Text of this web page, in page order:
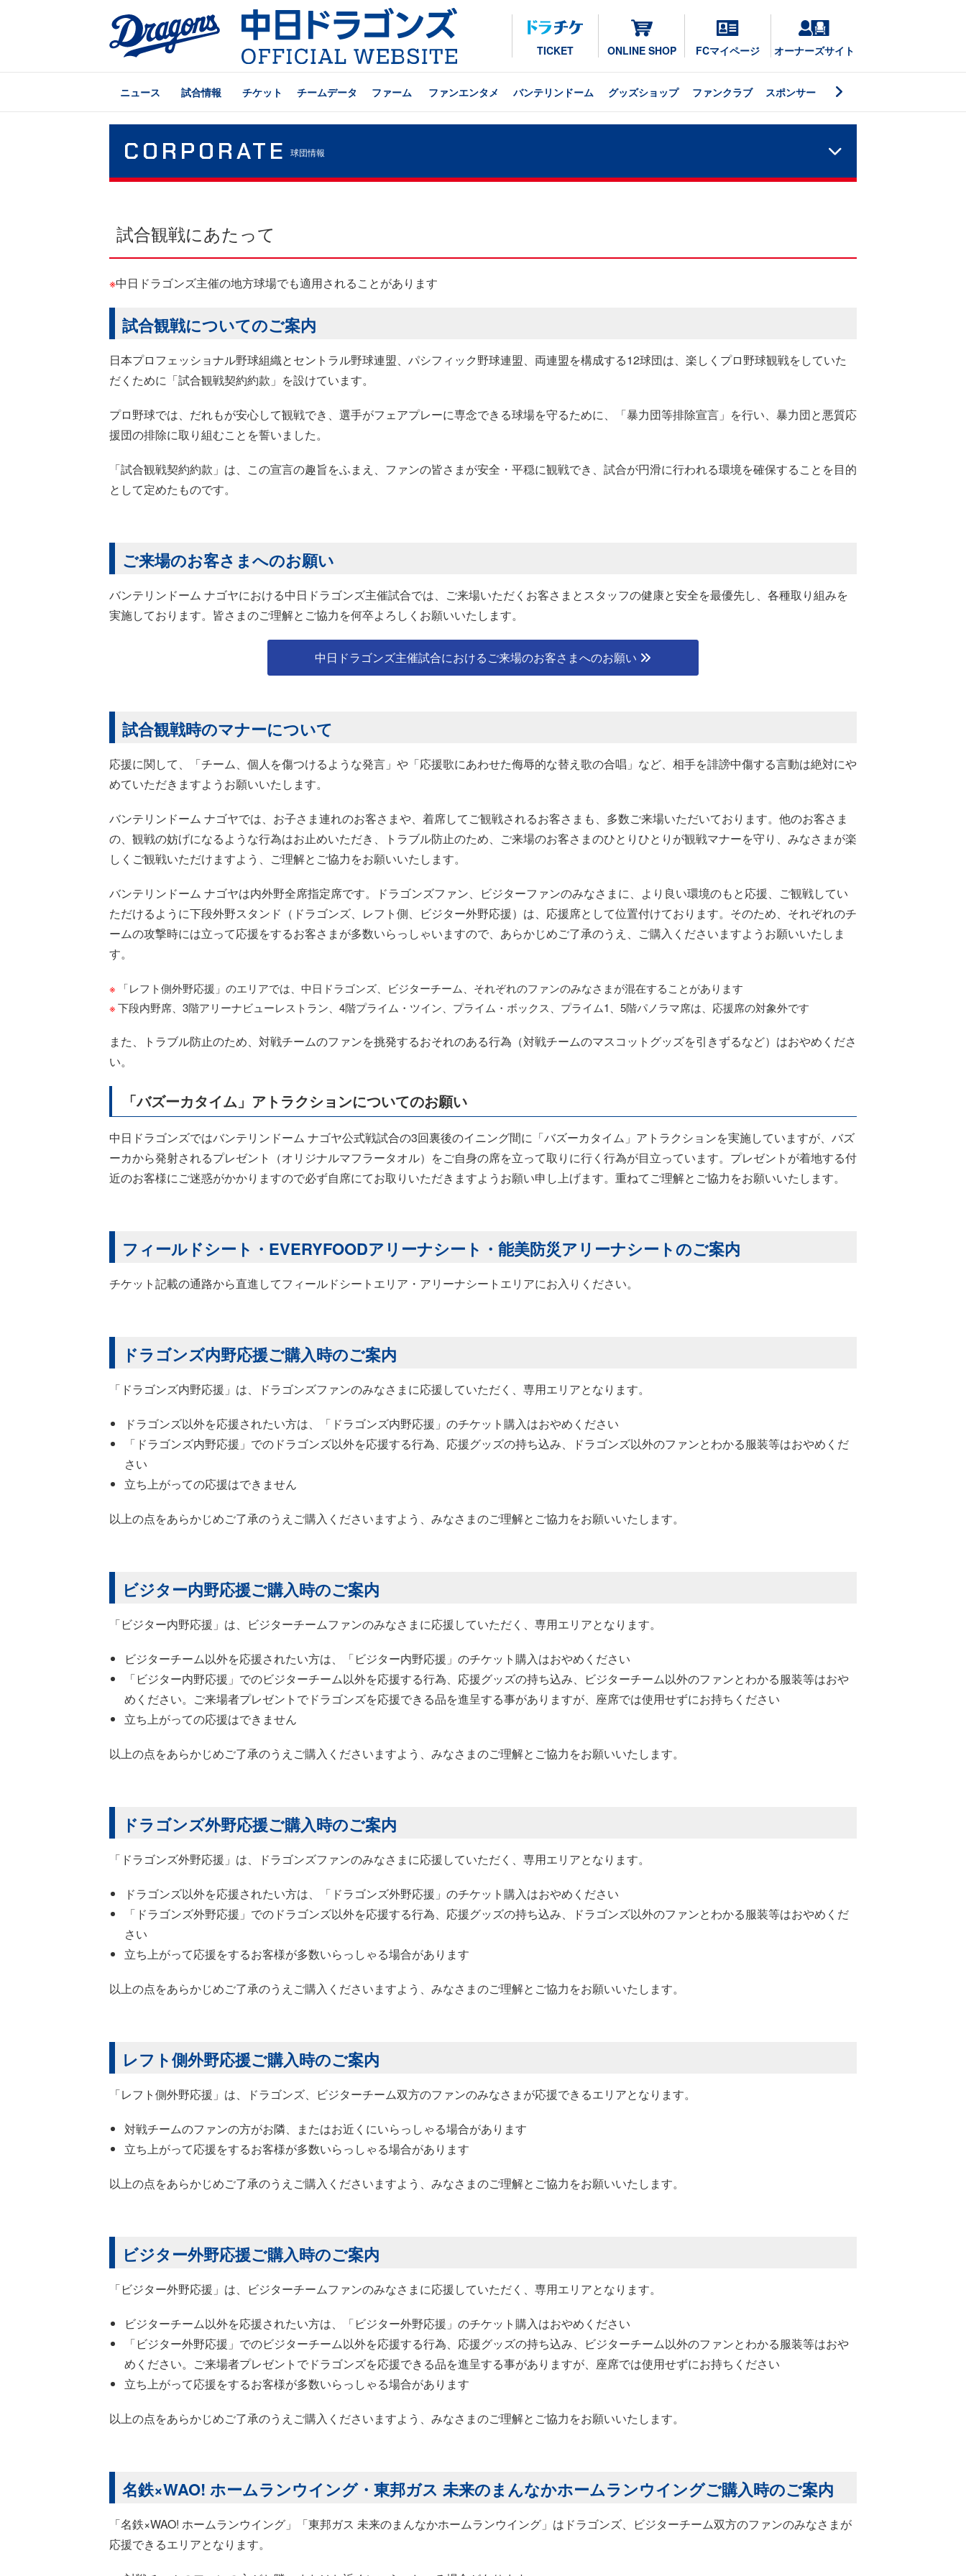
TICKET ONLINE SHOP FCマイページ オーナーズサイト
ニュース 試合情報 チケット チームデータ ファーム ファンエンタメ バンテリンドーム グッズショップ ファンクラブ スポンサー
CORPORATE 球団情報
試合観戦にあたって
※中日ドラゴンズ主催の地方球場でも適用されることがあります
試合観戦についてのご案内
日本プロフェッショナル野球組織とセントラル野球連盟、パシフィック野球連盟、両連盟を構成する12球団は、楽しくプロ野球観戦をしていた
だくために「試合観戦契約約款」を設けています。
プロ野球では、だれもが安心して観戦でき、選手がフェアプレーに専念できる球場を守るために、「暴力団等排除宣言」を行い、暴力団と悪質応
援団の排除に取り組むことを誓いました。
「試合観戦契約約款」は、この宣言の趣旨をふまえ、ファンの皆さまが安全・平穏に観戦でき、試合が円滑に行われる環境を確保することを目的
として定めたものです。
ご来場のお客さまへのお願い
バンテリンドーム ナゴヤにおける中日ドラゴンズ主催試合では、ご来場いただくお客さまとスタッフの健康と安全を最優先し、各種取り組みを
実施しております。皆さまのご理解とご協力を何卒よろしくお願いいたします。
中日ドラゴンズ主催試合におけるご来場のお客さまへのお願い
試合観戦時のマナーについて
応援に関して、「チーム、個人を傷つけるような発言」や「応援歌にあわせた侮辱的な替え歌の合唱」など、相手を誹謗中傷する言動は絶対にや
めていただきますようお願いいたします。
バンテリンドーム ナゴヤでは、お子さま連れのお客さまや、着席してご観戦されるお客さまも、多数ご来場いただいております。他のお客さま
の、観戦の妨げになるような行為はお止めいただき、トラブル防止のため、ご来場のお客さまのひとりひとりが観戦マナーを守り、みなさまが楽
しくご観戦いただけますよう、ご理解とご協力をお願いいたします。
バンテリンドーム ナゴヤは内外野全席指定席です。ドラゴンズファン、ビジターファンのみなさまに、より良い環境のもと応援、ご観戦してい
ただけるように下段外野スタンド（ドラゴンズ、レフト側、ビジター外野応援）は、応援席として位置付けております。そのため、それぞれのチ
ームの攻撃時には立って応援をするお客さまが多数いらっしゃいますので、あらかじめご了承のうえ、ご購入くださいますようお願いいたしま
す。
「レフト側外野応援」のエリアでは、中日ドラゴンズ、ビジターチーム、それぞれのファンのみなさまが混在することがあります
下段内野席、3階アリーナビューレストラン、4階プライム・ツイン、プライム・ボックス、プライム1、5階パノラマ席は、応援席の対象外です
また、トラブル防止のため、対戦チームのファンを挑発するおそれのある行為（対戦チームのマスコットグッズを引きずるなど）はおやめくださ
い。
「バズーカタイム」アトラクションについてのお願い
中日ドラゴンズではバンテリンドーム ナゴヤ公式戦試合の3回裏後のイニング間に「バズーカタイム」アトラクションを実施していますが、バズ
ーカから発射されるプレゼント（オリジナルマフラータオル）をご自身の席を立って取りに行く行為が目立っています。プレゼントが着地する付
近のお客様にご迷惑がかかりますので必ず自席にてお取りいただきますようお願い申し上げます。重ねてご理解とご協力をお願いいたします。
フィールドシート・EVERYFOODアリーナシート・能美防災アリーナシートのご案内
チケット記載の通路から直進してフィールドシートエリア・アリーナシートエリアにお入りください。
ドラゴンズ内野応援ご購入時のご案内
「ドラゴンズ内野応援」は、ドラゴンズファンのみなさまに応援していただく、専用エリアとなります。
ドラゴンズ以外を応援されたい方は、「ドラゴンズ内野応援」のチケット購入はおやめください
「ドラゴンズ内野応援」でのドラゴンズ以外を応援する行為、応援グッズの持ち込み、ドラゴンズ以外のファンとわかる服装等はおやめくだ
さい
立ち上がっての応援はできません
以上の点をあらかじめご了承のうえご購入くださいますよう、みなさまのご理解とご協力をお願いいたします。
ビジター内野応援ご購入時のご案内
「ビジター内野応援」は、ビジターチームファンのみなさまに応援していただく、専用エリアとなります。
ビジターチーム以外を応援されたい方は、「ビジター内野応援」のチケット購入はおやめください
「ビジター内野応援」でのビジターチーム以外を応援する行為、応援グッズの持ち込み、ビジターチーム以外のファンとわかる服装等はおや
めください。ご来場者プレゼントでドラゴンズを応援できる品を進呈する事がありますが、座席では使用せずにお持ちください
立ち上がっての応援はできません
以上の点をあらかじめご了承のうえご購入くださいますよう、みなさまのご理解とご協力をお願いいたします。
ドラゴンズ外野応援ご購入時のご案内
「ドラゴンズ外野応援」は、ドラゴンズファンのみなさまに応援していただく、専用エリアとなります。
ドラゴンズ以外を応援されたい方は、「ドラゴンズ外野応援」のチケット購入はおやめください
「ドラゴンズ外野応援」でのドラゴンズ以外を応援する行為、応援グッズの持ち込み、ドラゴンズ以外のファンとわかる服装等はおやめくだ
さい
立ち上がって応援をするお客様が多数いらっしゃる場合があります
以上の点をあらかじめご了承のうえご購入くださいますよう、みなさまのご理解とご協力をお願いいたします。
レフト側外野応援ご購入時のご案内
「レフト側外野応援」は、ドラゴンズ、ビジターチーム双方のファンのみなさまが応援できるエリアとなります。
対戦チームのファンの方がお隣、またはお近くにいらっしゃる場合があります
立ち上がって応援をするお客様が多数いらっしゃる場合があります
以上の点をあらかじめご了承のうえご購入くださいますよう、みなさまのご理解とご協力をお願いいたします。
ビジター外野応援ご購入時のご案内
「ビジター外野応援」は、ビジターチームファンのみなさまに応援していただく、専用エリアとなります。
ビジターチーム以外を応援されたい方は、「ビジター外野応援」のチケット購入はおやめください
「ビジター外野応援」でのビジターチーム以外を応援する行為、応援グッズの持ち込み、ビジターチーム以外のファンとわかる服装等はおや
めください。ご来場者プレゼントでドラゴンズを応援できる品を進呈する事がありますが、座席では使用せずにお持ちください
立ち上がって応援をするお客様が多数いらっしゃる場合があります
以上の点をあらかじめご了承のうえご購入くださいますよう、みなさまのご理解とご協力をお願いいたします。
名鉄×WAO! ホームランウイング・東邦ガス 未来のまんなかホームランウイングご購入時のご案内
「名鉄×WAO! ホームランウイング」「東邦ガス 未来のまんなかホームランウイング」はドラゴンズ、ビジターチーム双方のファンのみなさまが
応援できるエリアとなります。